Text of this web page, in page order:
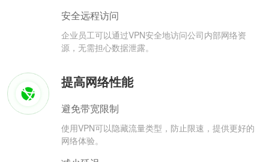
安全远程访问
企业员工可以通过VPN安全地访问公司内部网络资
源，无需担心数据泄露。
提高网络性能
避免带宽限制
使用VPN可以隐藏流量类型，防止限速，提供更好的
网络体验。